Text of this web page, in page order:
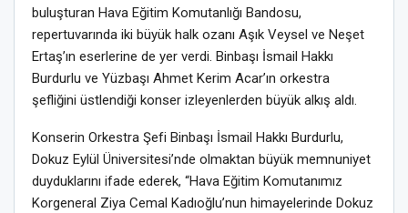
buluşturan Hava Eğitim Komutanlığı Bandosu,
repertuvarında iki büyük halk ozanı Aşık Veysel ve Neşet
Ertaş’ın eserlerine de yer verdi. Binbaşı İsmail Hakkı
Burdurlu ve Yüzbaşı Ahmet Kerim Acar’ın orkestra
şefliğini üstlendiği konser izleyenlerden büyük alkış aldı.
Konserin Orkestra Şefi Binbaşı İsmail Hakkı Burdurlu,
Dokuz Eylül Üniversitesi’nde olmaktan büyük memnuniyet
duyduklarını ifade ederek, “Hava Eğitim Komutanımız
Korgeneral Ziya Cemal Kadıoğlu’nun himayelerinde Dokuz